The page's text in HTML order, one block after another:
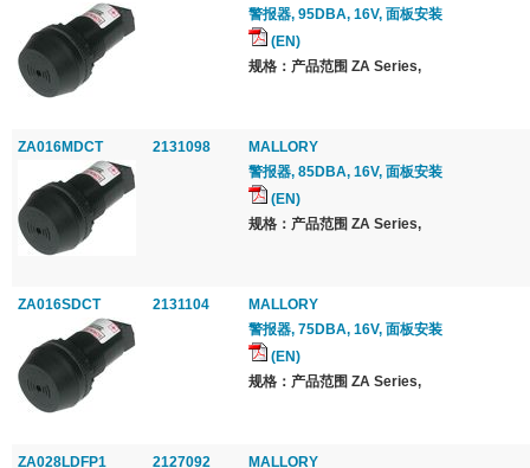
警报器, 95DBA, 16V, 面板安装
(EN)
规格：产品范围 ZA Series,
ZA016MDCT 2131098
MALLORY
警报器, 85DBA, 16V, 面板安装
(EN)
规格：产品范围 ZA Series,
ZA016SDCT 2131104
MALLORY
警报器, 75DBA, 16V, 面板安装
(EN)
规格：产品范围 ZA Series,
ZA028LDFP1 2127092 MALLORY